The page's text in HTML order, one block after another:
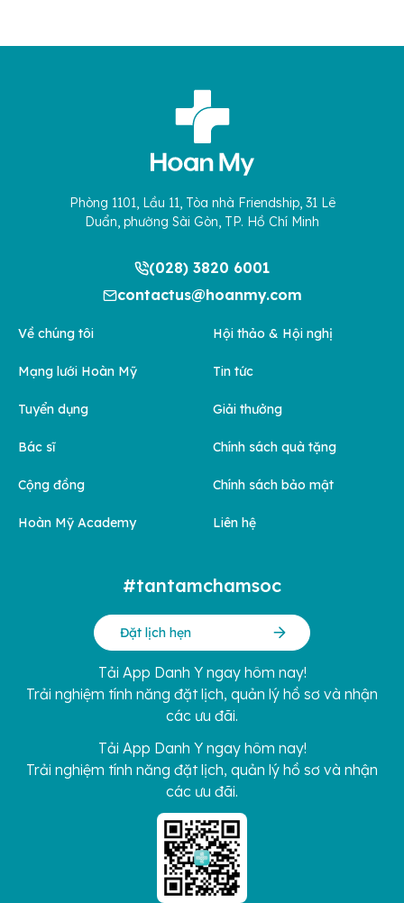
Phòng 1101, Lầu 11, Tòa nhà Friendship, 31 Lê
Duẩn, phường Sài Gòn, TP. Hồ Chí Minh
(028) 3820 6001
contactus@hoanmy.com
Về chúng tôi
Mạng lưới Hoàn Mỹ
Tuyển dụng
Bác sĩ
Cộng đồng
Hoàn Mỹ Academy
Hội thảo & Hội nghị
Tin tức
Giải thưởng
Chính sách quà tặng
Chính sách bảo mật
Liên hệ
#tantamchamsoc
Đặt lịch hẹn
Tải App Danh Y ngay hôm nay!
Trải nghiệm tính năng đặt lịch, quản lý hồ sơ và nhận
các ưu đãi.
Tải App Danh Y ngay hôm nay!
Trải nghiệm tính năng đặt lịch, quản lý hồ sơ và nhận
các ưu đãi.